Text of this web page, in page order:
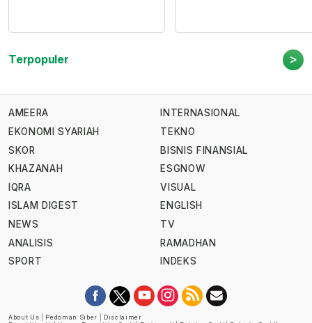
Terpopuler >
AMEERA
EKONOMI SYARIAH
SKOR
KHAZANAH
IQRA
ISLAM DIGEST
NEWS
ANALISIS
SPORT
INTERNASIONAL
TEKNO
BISNIS FINANSIAL
ESGNOW
VISUAL
ENGLISH
TV
RAMADHAN
INDEKS
About Us Pedoman Siber
Disclaimer